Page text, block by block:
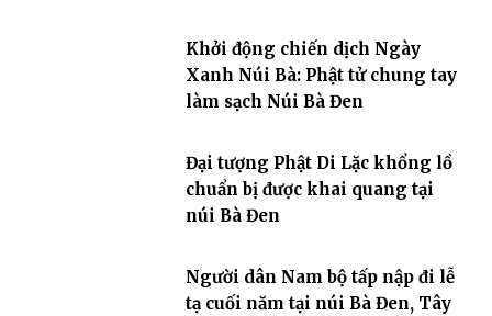
Khởi động chiến dịch Ngày
Xanh Núi Bà: Phật tử chung tay
làm sạch Núi Bà Đen
Đại tượng Phật Di Lặc khổng lồ
chuẩn bị được khai quang tại
núi Bà Đen
Người dân Nam bộ tấp nập đi lễ
tạ cuối năm tại núi Bà Đen, Tây